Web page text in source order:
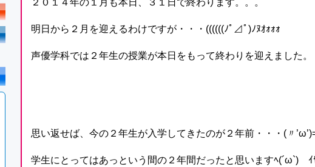
２０１４年の１月も本日、３１日で終わります。。。
明日から２月を迎えるわけですが・・・((((((ﾉﾟ⊿ﾟ)ﾉﾇｵｫｫｫ
声優学科では２年生の授業が本日をもって終わりを迎えました。
思い返せば、今の２年生が入学してきたのが２年前・・・(〃
学生にとってはあっという間の２年間だったと思いますﾍ(´ω`)ゞｲ